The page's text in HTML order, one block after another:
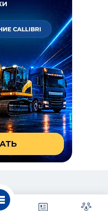
Реклама на Экскаватор Ру
предназначены